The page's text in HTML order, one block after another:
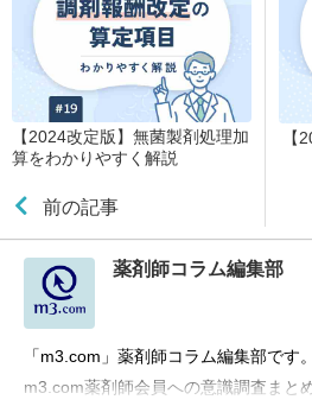
【2024改定版】無菌製剤処理加
算をわかりやすく解説
前の記事
【
薬剤師コラム編集部
「m3.com」薬剤師コラム編集部です。
m3.com薬剤師会員への意識調査まと